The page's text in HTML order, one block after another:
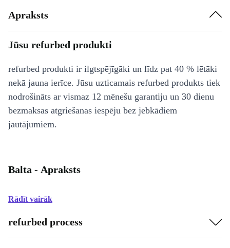
Apraksts
Jūsu refurbed produkti
refurbed produkti ir ilgtspējīgāki un līdz pat 40 % lētāki
nekā jauna ierīce. Jūsu uzticamais refurbed produkts tiek
nodrošināts ar vismaz 12 mēnešu garantiju un 30 dienu
bezmaksas atgriešanas iespēju bez jebkādiem
jautājumiem.
Balta - Apraksts
Rādīt vairāk
refurbed process